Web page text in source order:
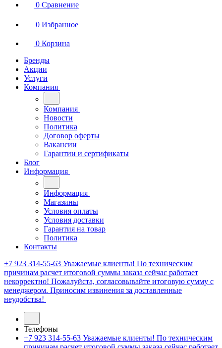
0 Сравнение
0 Избранное
0 Корзина
Бренды
Акции
Услуги
Компания
Компания
Новости
Политика
Договор оферты
Вакансии
Гарантии и сертификаты
Блог
Информация
Информация
Магазины
Условия оплаты
Условия доставки
Гарантия на товар
Политика
Контакты
+7 923 314-55-63 Уважаемые клиенты! По техническим
причинам расчет итоговой суммы заказа сейчас работает
некорректно! Пожалуйста, согласовывайте итоговую сумму с
менеджером. Приносим извинения за доставленные
неудобства!
Телефоны
+7 923 314-55-63 Уважаемые клиенты! По техническим